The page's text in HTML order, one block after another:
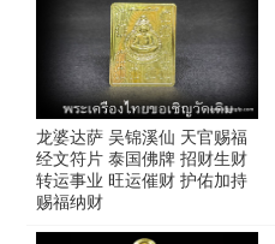
龙婆达萨 吴锦溪仙 天官赐福
经文符片 泰国佛牌 招财生财
转运事业 旺运催财 护佑加持
赐福纳财